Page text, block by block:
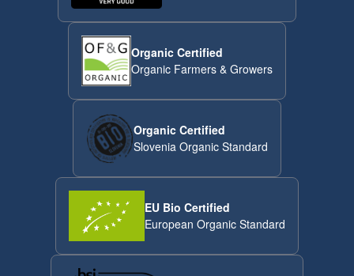
Organic Certified
Organic Farmers & Growers
Organic Certified
Slovenia Organic Standard
EU Bio Certified
European Organic Standard